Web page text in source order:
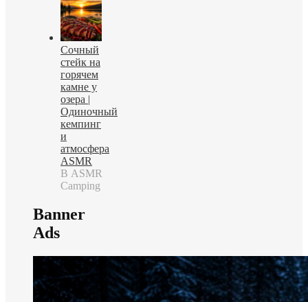
Сочный
стейк на
горячем
камне у
озера |
Одиночный
кемпинг
и
атмосфера
ASMR
В ASMR
Camping
Banner
Ads